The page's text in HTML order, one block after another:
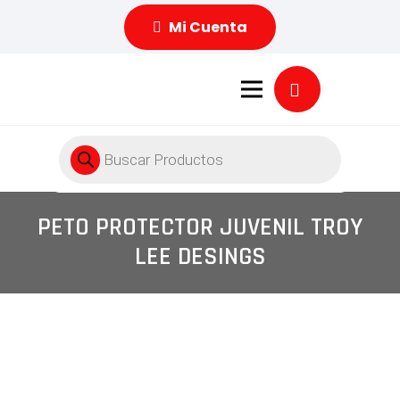
Mi Cuenta
Búsqueda
de
productos
PETO PROTECTOR JUVENIL TROY
LEE DESINGS